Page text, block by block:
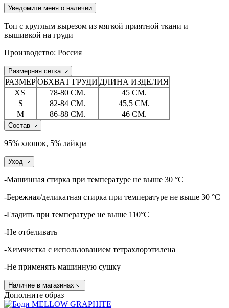
Уведомите меня о наличии
Топ с круглым вырезом из мягкой приятной ткани и
вышивкой на груди
Производство: Россия
Размерная сетка
РАЗМЕРОБХВАТ ГРУДИ ДЛИНА ИЗДЕЛИЯ
XS
78-80 СМ.
45 СМ.
S
82-84 СМ.
45,5 СМ.
М
86-88 СМ. 46 СМ.
Состав
95% хлопок, 5% лайкра
Уход
-Машинная стирка при температуре не выше 30 °C
-Бережная/деликатная стирка при температуре не выше 30 °C
-Гладить при температуре не выше 110°C
-Не отбеливать
-Химчистка с использованием тетрахлорэтилена
-Не применять машинную сушку
Наличие в магазинах
Дополните образ